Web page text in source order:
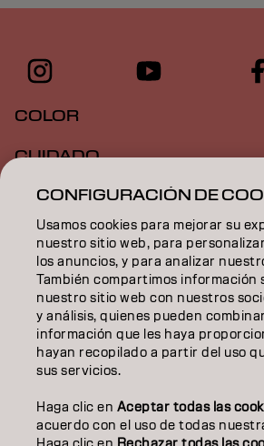
COLOR
CUIDADO
TEXTURA
STYLING
INSPIRACIÓN
EDUCACIÓN
SOBRE NOSOTROS
CONTACTO
CONFIGURACIÓN DE
Usamos cookies para mejorar su
nuestro sitio web, para
los anuncios, y para analizar
También compartimos información
nuestro sitio web con nuestros
y análisis, quienes pueden
información que les haya
hayan recopilado a partir del uso
sus servicios.
Haga clic en Aceptar todas las
acuerdo con el uso de todas